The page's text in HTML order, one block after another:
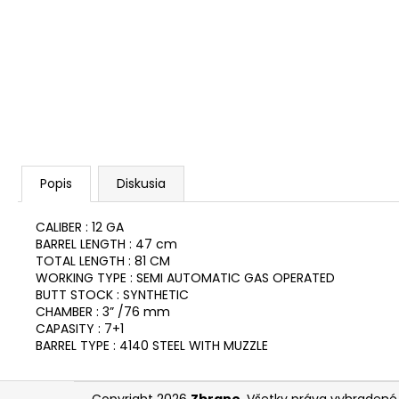
Popis Diskusia
CALIBER : 12 GA
BARREL LENGTH : 47 cm
TOTAL LENGTH : 81 CM
WORKING TYPE : SEMI AUTOMATIC GAS OPERATED
BUTT STOCK : SYNTHETIC
CHAMBER : 3” /76 mm
CAPASITY : 7+1
BARREL TYPE : 4140 STEEL WITH MUZZLE
Z